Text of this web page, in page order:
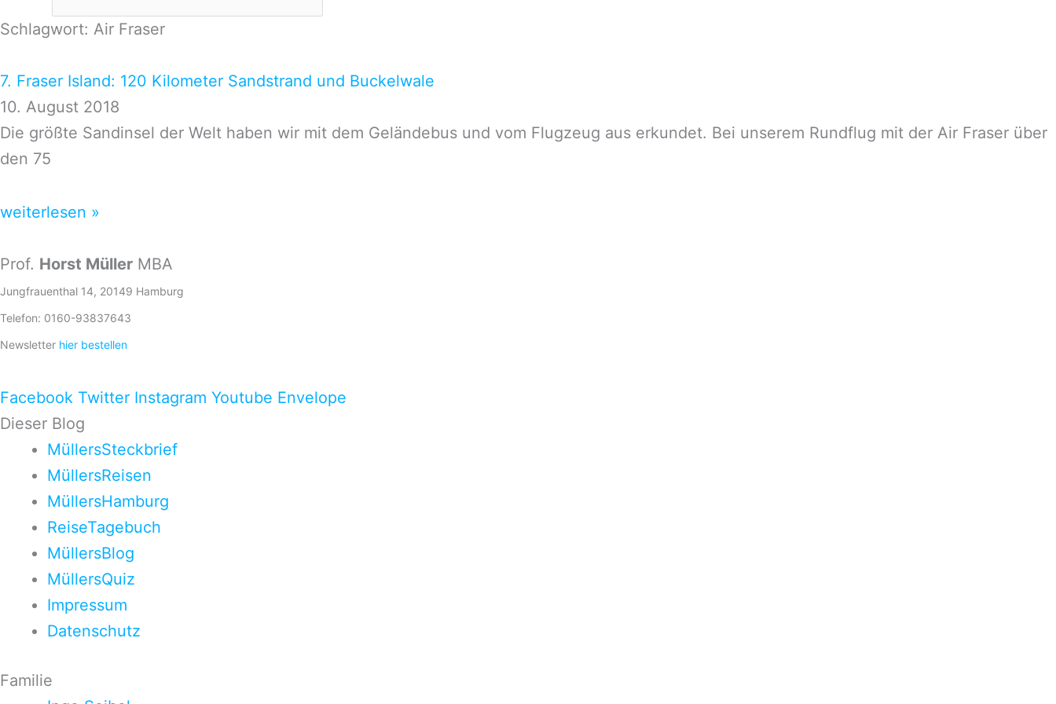
Schlagwort: Air Fraser
7. Fraser Island: 120 Kilometer Sandstrand und Buckelwale
10. August 2018
Die größte Sandinsel der Welt haben wir mit dem Geländebus und vom Flugzeug aus erkundet. Bei unserem Rundflug mit der Air Fraser über
den 75
weiterlesen »
Prof. Horst Müller MBA
Jungfrauenthal 14, 20149 Hamburg
Telefon: 0160-93837643
Newsletter hier bestellen
Facebook Twitter Instagram Youtube Envelope
Dieser Blog
MüllersSteckbrief
MüllersReisen
MüllersHamburg
ReiseTagebuch
MüllersBlog
MüllersQuiz
Impressum
Datenschutz
Familie